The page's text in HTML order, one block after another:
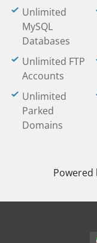
Unlimited
MySQL
Databases
Unlimited FTP
Accounts
Unlimited
Parked
Domains
Powered